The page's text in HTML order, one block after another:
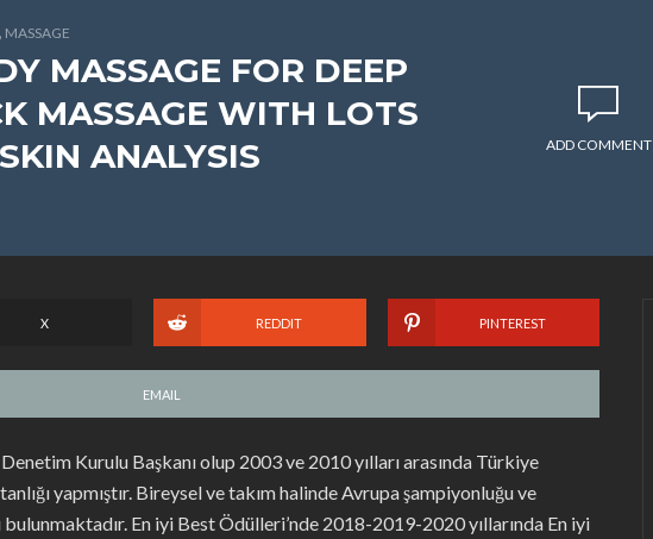
, MASSAGE
MASSAGE FOR DEEP
MASSAGE WITH LOTS
ANALYSIS
ADD COMMENT
X REDDIT PINTEREST
EMAIL
Kurulu Başkanı olup 2003 ve 2010 yılları arasında Türkiye
yapmıştır. Bireysel ve takım halinde Avrupa şampiyonluğu ve
En iyi Best Ödülleri’nde 2018-2019-2020 yıllarında En iyi